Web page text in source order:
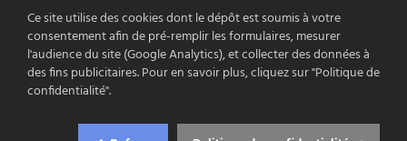
Ce site utilise des cookies dont le dépôt est soumis à votre
consentement afin de pré-remplir les formulaires, mesurer
l'audience du site (Google Analytics), et collecter des données à
des fins publicitaires. Pour en savoir plus, cliquez sur "Politique de
confidentialité".